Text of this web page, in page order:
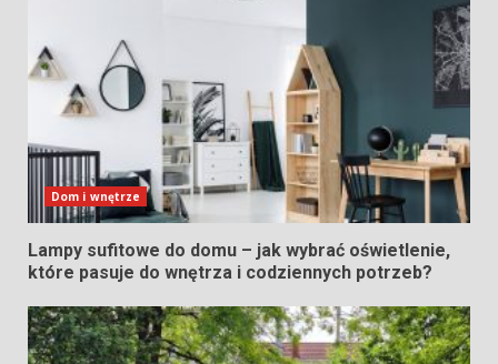
Dom i wnętrze
Lampy sufitowe do domu – jak wybrać oświetlenie,
które pasuje do wnętrza i codziennych potrzeb?